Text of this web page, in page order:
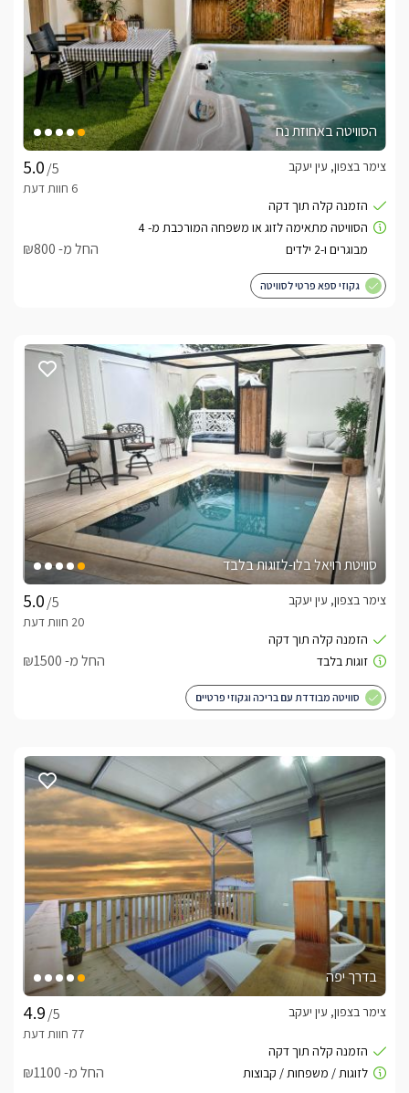
הסוויטה באחוזת נח
/5
צימר בצפון, עין יעקב
החל מ- ₪800
גקוזי ספא פרטי לסוויטה
סוויטת רויאל בלו-לזוגות בלבד
/5
צימר בצפון, עין יעקב
החל מ- ₪1500
סוויטה מבודדת עם בריכה וגקוזי פרטיים
בדרך יפה
/5
צימר בצפון, עין יעקב
החל מ- ₪1100